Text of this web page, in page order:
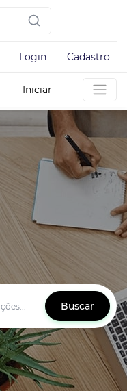
Login Cadastro
Iniciar
Buscar